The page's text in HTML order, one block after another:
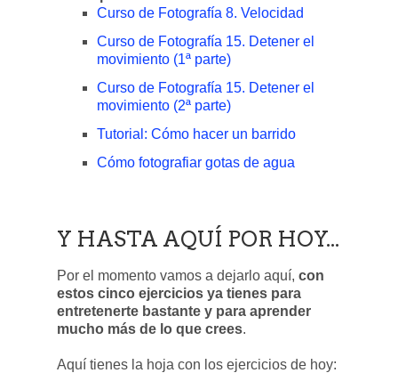
Curso de Fotografía 8. Velocidad
Curso de Fotografía 15. Detener el
movimiento (1ª parte)
Curso de Fotografía 15. Detener el
movimiento (2ª parte)
Tutorial: Cómo hacer un barrido
Cómo fotografiar gotas de agua
Y HASTA AQUÍ POR HOY...
Por el momento vamos a dejarlo aquí, con
estos cinco ejercicios ya tienes para
entretenerte bastante y para aprender
mucho más de lo que crees.
Aquí tienes la hoja con los ejercicios de hoy: